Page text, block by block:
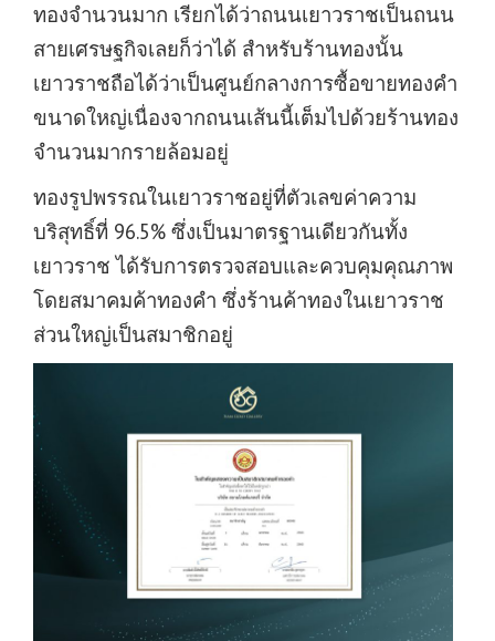
ทองจำนวนมาก เรียกได้ว่าถนนเยาวราชเป็นถนน
สายเศรษฐกิจเลยก็ว่าได้ สำหรับร้านทองนั้น
เยาวราชถือได้ว่าเป็นศูนย์กลางการซื้อขายทองคำ
ขนาดใหญ่เนื่องจากถนนเส้นนี้เต็มไปด้วยร้านทอง
จำนวนมากรายล้อมอยู่
ทองรูปพรรณในเยาวราชอยู่ที่ตัวเลขค่าความ
บริสุทธิ์ที่ 96.5% ซึ่งเป็นมาตรฐานเดียวกันทั้ง
เยาวราช ได้รับการตรวจสอบและควบคุมคุณภาพ
โดยสมาคมค้าทองคำ ซึ่งร้านค้าทองในเยาวราช
ส่วนใหญ่เป็นสมาชิกอยู่